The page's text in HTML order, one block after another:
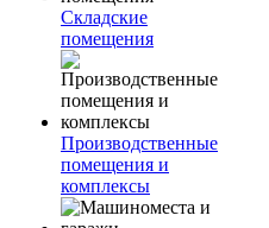
Складские
помещения
Производственные
помещения и
комплексы